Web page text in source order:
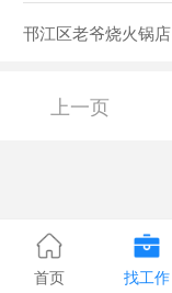
邗江区老爷烧火锅店
上一页
首页 找工作